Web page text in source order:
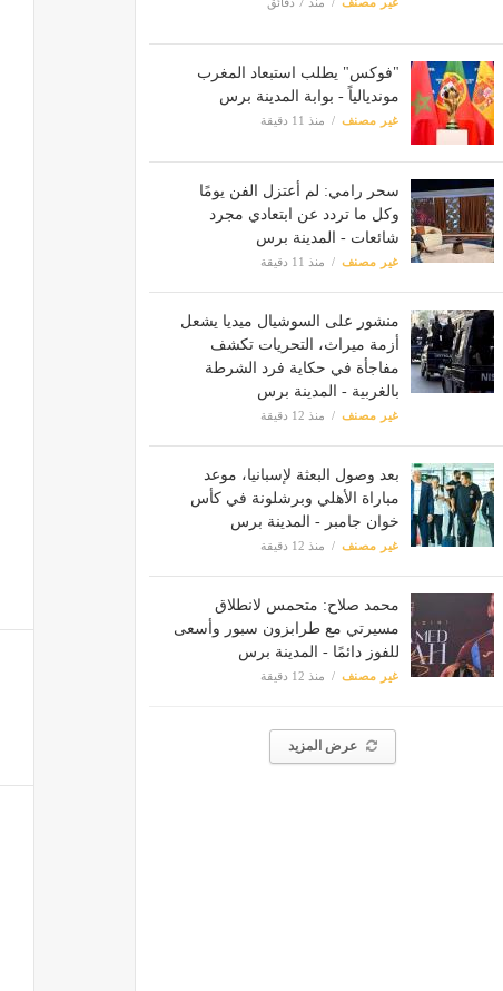
"فوكس" يطلب استبعاد المغرب
مونديالياً - بوابة المدينة برس
غير مصنف منذ 11 دقيقة
سحر رامي: لم أعتزل الفن يومًا
وكل ما تردد عن ابتعادي مجرد
شائعات - المدينة برس
غير مصنف منذ 11 دقيقة
منشور على السوشيال ميديا يشعل
أزمة ميراث، التحريات تكشف
مفاجأة في حكاية فرد الشرطة
بالغربية - المدينة برس
غير مصنف منذ 12 دقيقة
بعد وصول البعثة لإسبانيا، موعد
مباراة الأهلي وبرشلونة في كأس
خوان جامبر - المدينة برس
غير مصنف منذ 12 دقيقة
محمد صلاح: متحمس لانطلاق
مسيرتي مع طرابزون سبور وأسعى
للفوز دائمًا - المدينة برس
غير مصنف منذ 12 دقيقة
عرض المزيد